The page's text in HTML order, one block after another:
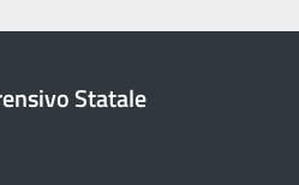
Statale